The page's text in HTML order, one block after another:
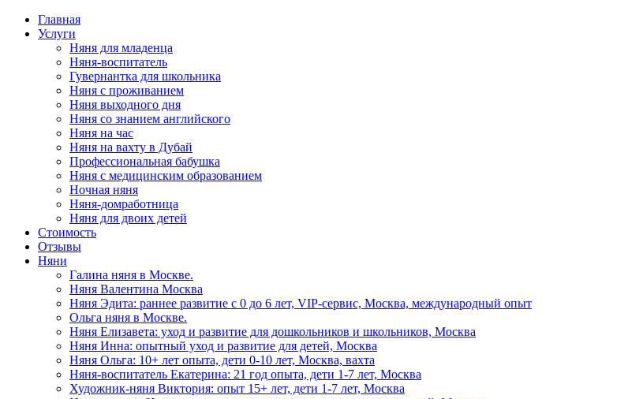
Главная
Услуги
Няня для младенца
Няня-воспитатель
Гувернантка для школьника
Няня с проживанием
Няня выходного дня
Няня со знанием английского
Няня на час
Няня на вахту в Дубай
Профессиональная бабушка
Няня с медицинским образованием
Ночная няня
Няня-домработница
Няня для двоих детей
Стоимость
Отзывы
Няни
Галина няня в Москве.
Няня Валентина Москва
Няня Эдита: раннее развитие с 0 до 6 лет, VIP-сервис, Москва, международный опыт
Ольга няня в Москве.
Няня Елизавета: уход и развитие для дошкольников и школьников, Москва
Няня Инна: опытный уход и развитие для детей, Москва
Няня Ольга: 10+ лет опыта, дети 0-10 лет, Москва, вахта
Няня-воспитатель Екатерина: 21 год опыта, дети 1-7 лет, Москва
Художник-няня Виктория: опыт 15+ лет, дети 1-7 лет, Москва